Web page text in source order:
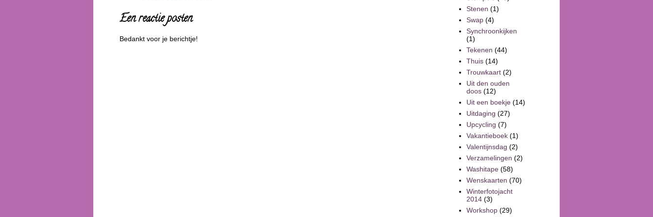
Een reactie posten
Bedankt voor je berichtje!
Stenen (1)
Swap (4)
Synchroonkijken
(1)
Tekenen (44)
Thuis (14)
Trouwkaart (2)
Uit den ouden
doos (12)
Uit een boekje (14)
Uitdaging (27)
Upcycling (7)
Vakantieboek (1)
Valentijnsdag (2)
Verzamelingen (2)
Washitape (58)
Wenskaarten (70)
Winterfotojacht
2014 (3)
Workshop (29)